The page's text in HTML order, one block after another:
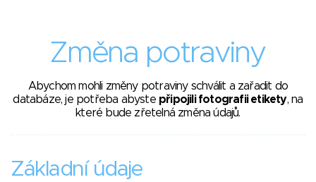
Změna potraviny
Abychom mohli změny potraviny schválit a zařadit do
databáze, je potřeba abyste připojili fotografii etikety, na
které bude zřetelná změna údajů.
Základní údaje